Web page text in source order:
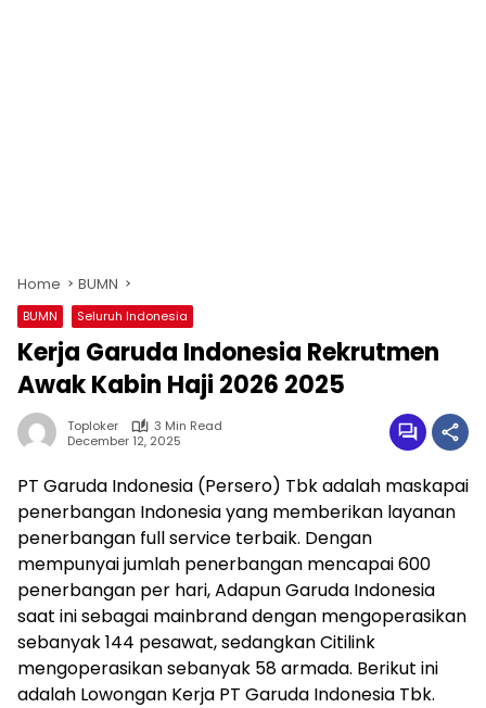
Home BUMN
BUMN Seluruh Indonesia
Kerja Garuda Indonesia Rekrutmen
Awak Kabin Haji 2026 2025
Toploker
3 Min Read
December 12, 2025
PT Garuda Indonesia (Persero) Tbk adalah maskapai
penerbangan Indonesia yang memberikan layanan
penerbangan full service terbaik. Dengan
mempunyai jumlah penerbangan mencapai 600
penerbangan per hari, Adapun Garuda Indonesia
saat ini sebagai mainbrand dengan mengoperasikan
sebanyak 144 pesawat, sedangkan Citilink
mengoperasikan sebanyak 58 armada. Berikut ini
adalah Lowongan Kerja PT Garuda Indonesia Tbk.